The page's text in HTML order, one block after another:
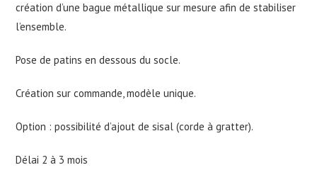
création d’une bague métallique sur mesure afin de stabiliser
l’ensemble.
Pose de patins en dessous du socle.
Création sur commande, modèle unique.
Option : possibilité d’ajout de sisal (corde à gratter).
Délai 2 à 3 mois